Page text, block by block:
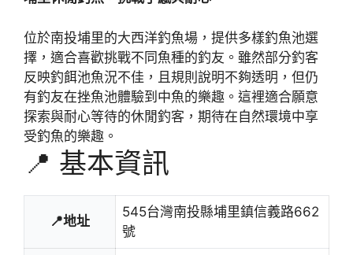
位於南投埔里的大西洋釣魚場，提供多樣釣魚池選
擇，適合喜歡挑戰不同魚種的釣友。雖然部分釣客
反映釣餌池魚況不佳，且規則說明不夠透明，但仍
有釣友在挫魚池體驗到中魚的樂趣。這裡適合願意
探索與耐心等待的休閒釣客，期待在自然環境中享
受釣魚的樂趣。
📍 基本資訊
📍地址
545台灣南投縣埔里鎮信義路662
號